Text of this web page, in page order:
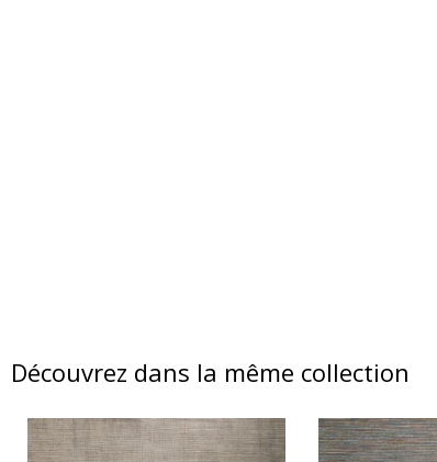
Découvrez dans la même collection